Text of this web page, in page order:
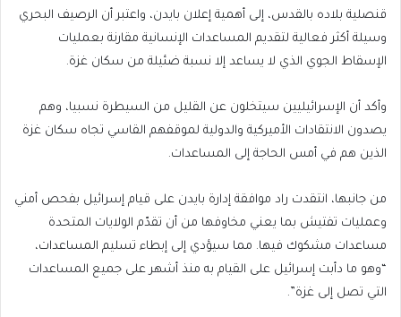
قنصلية بلاده بالقدس، إلى أهمية إعلان بايدن، واعتبر أن الرصيف البحري
وسيلة أكثر فعالية لتقديم المساعدات الإنسانية مقارنة بعمليات
الإسقاط الجوي الذي لا يساعد إلا نسبة ضئيلة من سكان غزة.
وأكد أن الإسرائيليين سيتخلون عن القليل من السيطرة نسبيا، وهم
يصدون الانتقادات الأميركية والدولية لموقفهم القاسي تجاه سكان غزة
الذين هم في أمس الحاجة إلى المساعدات.
من جانبها، انتقدت راد موافقة إدارة بايدن على قيام إسرائيل بفحص أمني
وعمليات تفتيش بما يعني مخاوفها من أن تقدّم الولايات المتحدة
مساعدات مشكوك فيها. مما سيؤدي إلى إبطاء تسليم المساعدات،
“وهو ما دأبت إسرائيل على القيام به منذ أشهر على جميع المساعدات
التي تصل إلى غزة”.